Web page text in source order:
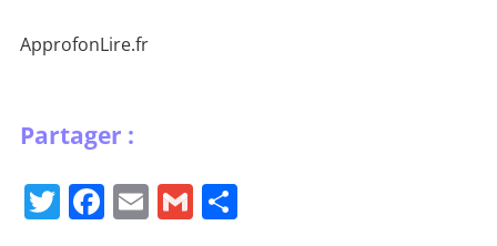
ApprofonLire.fr
T F E G P